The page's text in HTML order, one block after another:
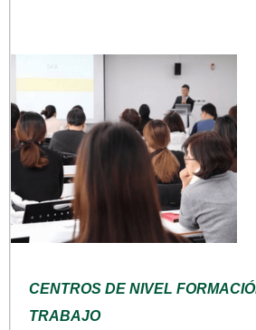
CENTROS DE NIVEL
TRABAJO